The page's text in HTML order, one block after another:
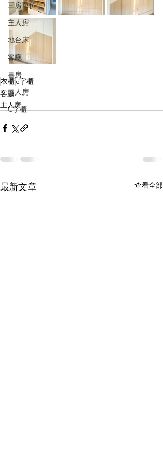
三房單位
主人房
地台床
客廳
書房
工人房
C字櫃
衣櫃c字櫃
客廳
主人房
最新文章 查看全部